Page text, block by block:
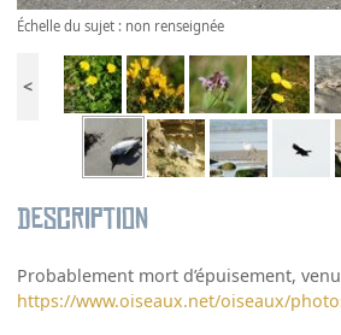
Échelle du sujet : non renseignée
<
Description
Probablement mort d’épuisement,
https://www.oiseaux.net/oiseaux/